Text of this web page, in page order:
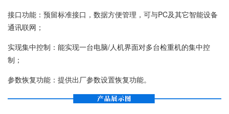
接口功能：预留标准接口，数据方便管理，可与PC及其它智能设备
通讯联网；
实现集中控制：能实现一台电脑/人机界面对多台检重机的集中控
制；
参数恢复功能：提供出厂参数设置恢复功能。